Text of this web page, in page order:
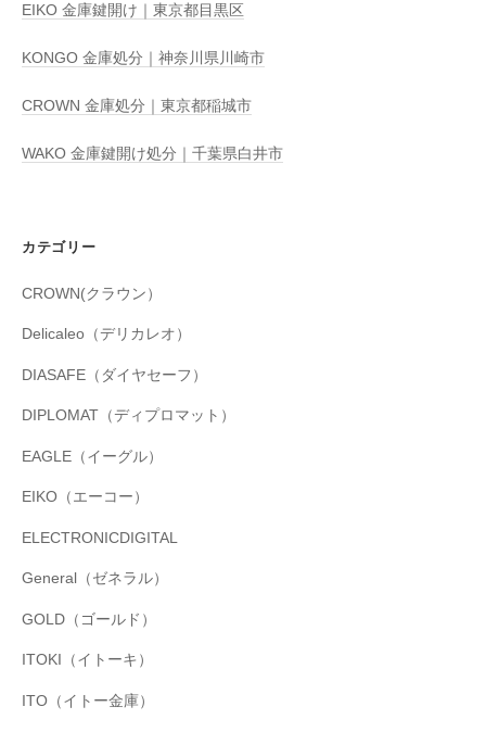
EIKO 金庫鍵開け｜東京都目黒区
KONGO 金庫処分｜神奈川県川崎市
CROWN 金庫処分｜東京都稲城市
WAKO 金庫鍵開け処分｜千葉県白井市
カテゴリー
CROWN(クラウン）
Delicaleo（デリカレオ）
DIASAFE（ダイヤセーフ）
DIPLOMAT（ディプロマット）
EAGLE（イーグル）
EIKO（エーコー）
ELECTRONICDIGITAL
General（ゼネラル）
GOLD（ゴールド）
ITOKI（イトーキ）
ITO（イトー金庫）